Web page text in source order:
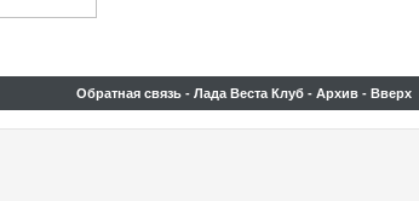
Обратная связь - Лада Веста Клуб - Архив - Вверх